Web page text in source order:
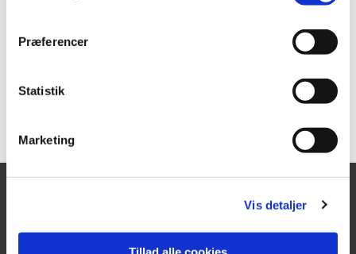
l
Præferencer
Statistik
Marketing
Vis detaljer